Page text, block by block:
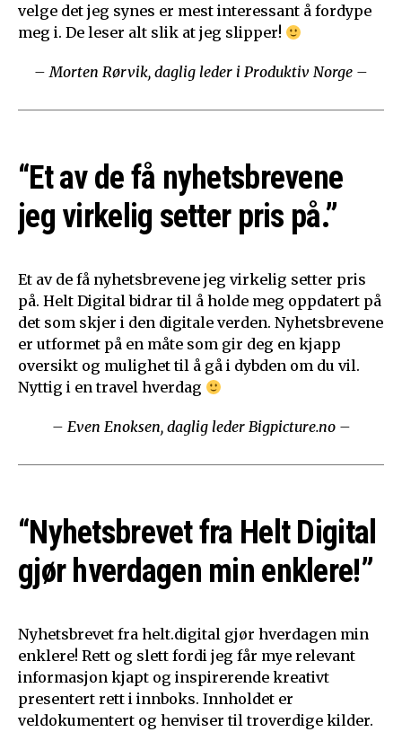
velge det jeg synes er mest interessant å fordype
meg i. De leser alt slik at jeg slipper!
– Morten Rørvik, daglig leder i Produktiv Norge –
“Et av de få nyhetsbrevene
jeg virkelig setter pris på.”
Et av de få nyhetsbrevene jeg virkelig setter pris
på. Helt Digital bidrar til å holde meg oppdatert på
det som skjer i den digitale verden. Nyhetsbrevene
er utformet på en måte som gir deg en kjapp
oversikt og mulighet til å gå i dybden om du vil.
Nyttig i en travel hverdag
– Even Enoksen, daglig leder Bigpicture.no –
“Nyhetsbrevet fra Helt Digital
gjør hverdagen min enklere!”
Nyhetsbrevet fra helt.digital gjør hverdagen min
enklere! Rett og slett fordi jeg får mye relevant
informasjon kjapt og inspirerende kreativt
presentert rett i innboks. Innholdet er
veldokumentert og henviser til troverdige kilder.